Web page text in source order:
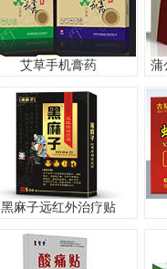
艾草手机膏药
黑麻子远红外治疗贴